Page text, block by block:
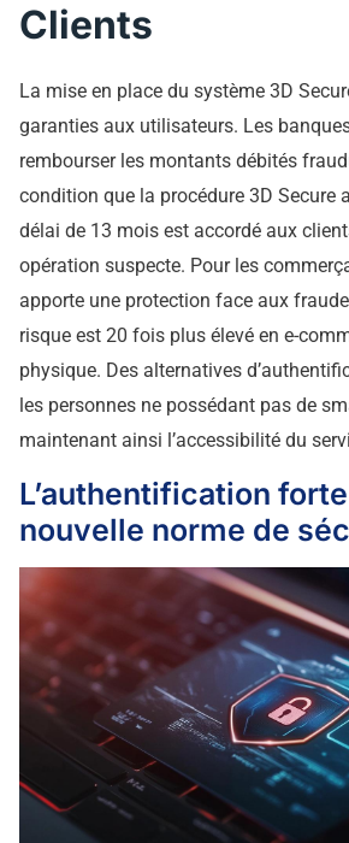
Clients
La mise en place du système 3D
garanties aux utilisateurs. Les
rembourser les montants débités
condition que la procédure 3D Secure
délai de 13 mois est accordé aux
opération suspecte. Pour les
apporte une protection face aux
risque est 20 fois plus élevé en e-
physique. Des alternatives
les personnes ne possédant pas de
maintenant ainsi l’accessibilité du
L’authentification
nouvelle norme de